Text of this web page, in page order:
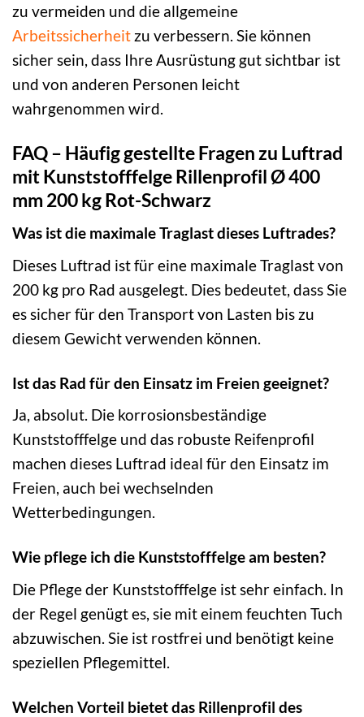
zu vermeiden und die allgemeine
Arbeitssicherheit zu verbessern. Sie können
sicher sein, dass Ihre Ausrüstung gut sichtbar ist
und von anderen Personen leicht
wahrgenommen wird.
FAQ – Häufig gestellte Fragen zu Luftrad
mit Kunststofffelge Rillenprofil Ø 400
mm 200 kg Rot-Schwarz
Was ist die maximale Traglast dieses Luftrades?
Dieses Luftrad ist für eine maximale Traglast von
200 kg pro Rad ausgelegt. Dies bedeutet, dass Sie
es sicher für den Transport von Lasten bis zu
diesem Gewicht verwenden können.
Ist das Rad für den Einsatz im Freien geeignet?
Ja, absolut. Die korrosionsbeständige
Kunststofffelge und das robuste Reifenprofil
machen dieses Luftrad ideal für den Einsatz im
Freien, auch bei wechselnden
Wetterbedingungen.
Wie pflege ich die Kunststofffelge am besten?
Die Pflege der Kunststofffelge ist sehr einfach. In
der Regel genügt es, sie mit einem feuchten Tuch
abzuwischen. Sie ist rostfrei und benötigt keine
speziellen Pflegemittel.
Welchen Vorteil bietet das Rillenprofil des